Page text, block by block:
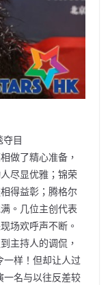
目
做了精心准备，
尽显优雅；锦荣
得益彰；腾格尔
。几位主创代表
场欢呼声不断。
主持人的调侃，
一样！但却让人过
一名与以往反差较